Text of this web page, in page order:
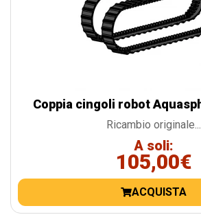
Coppia cingoli robot
Ricambio originale...
A soli:
105,00€
ACQUISTA